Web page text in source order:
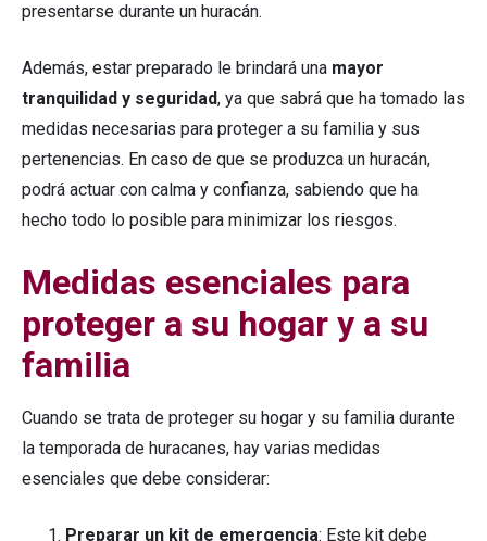
presentarse durante un huracán.
Además, estar preparado le brindará una mayor
tranquilidad y seguridad, ya que sabrá que ha tomado las
medidas necesarias para proteger a su familia y sus
pertenencias. En caso de que se produzca un huracán,
podrá actuar con calma y confianza, sabiendo que ha
hecho todo lo posible para minimizar los riesgos.
Medidas esenciales para
proteger a su hogar y a su
familia
Cuando se trata de proteger su hogar y su familia durante
la temporada de huracanes, hay varias medidas
esenciales que debe considerar:
Preparar un kit de emergencia: Este kit debe